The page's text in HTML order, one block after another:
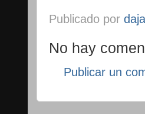
Publicado por daja
No hay
Publicar un